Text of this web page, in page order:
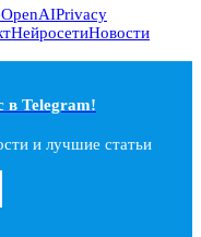
OpenAIPrivacy
НейросетиНовости
в Telegram!
и лучшие статьи